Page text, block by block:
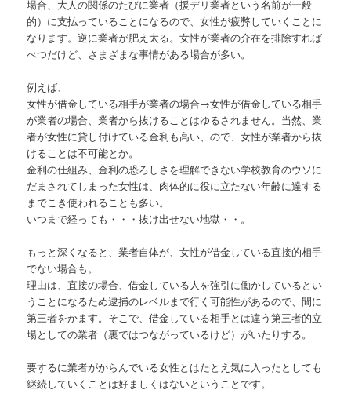
場合、大人の関係のたびに業者（援デリ業者という名前が一般
的）に支払っていることになるので、女性が疲弊していくことに
なります。逆に業者が肥え太る。女性が業者の介在を排除すれば
べつだけど、さまざまな事情がある場合が多い。
例えば、
女性が借金している相手が業者の場合→女性が借金している相手
が業者の場合、業者から抜けることはゆるされません。当然、業
者が女性に貸し付けている金利も高い、ので、女性が業者から抜
けることは不可能とか。
金利の仕組み、金利の恐ろしさを理解できない学校教育のウソに
だまされてしまった女性は、肉体的に役に立たない年齢に達する
までこき使われることも多い。
いつまで経っても・・・抜け出せない地獄・・。
もっと深くなると、業者自体が、女性が借金している直接的相手
でない場合も。
理由は、直接の場合、借金している人を強引に働かしているとい
うことになるため逮捕のレベルまで行く可能性があるので、間に
第三者をかます。そこで、借金している相手とは違う第三者的立
場としての業者（裏ではつながっているけど）がいたりする。
要するに業者がからんでいる女性とはたとえ気に入ったとしても
継続していくことは好ましくはないということです。